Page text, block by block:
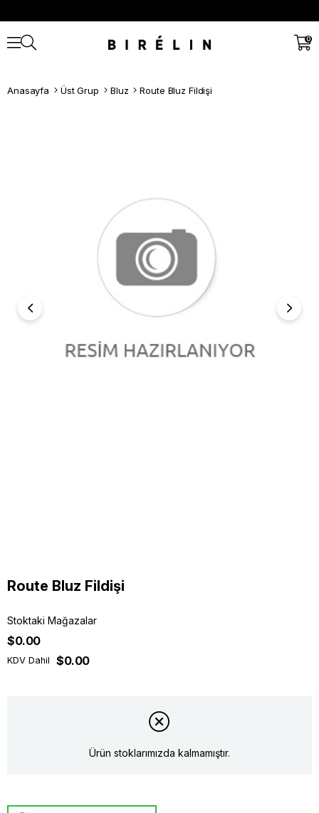
0
Anasayfa Üst Grup Bluz Route Bluz Fildişi
Route Bluz Fildişi
Stoktaki Mağazalar
$0.00
KDV Dahil $0.00
Ürün stoklarımızda kalmamıştır.